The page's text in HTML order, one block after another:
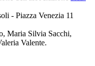
- Piazza Venezia 11
Maria Silvia Sacchi,
Valente.